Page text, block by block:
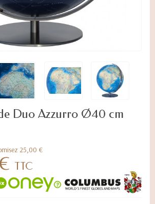
Duo Azzurro Ø40 cm
25,00 €
TTC